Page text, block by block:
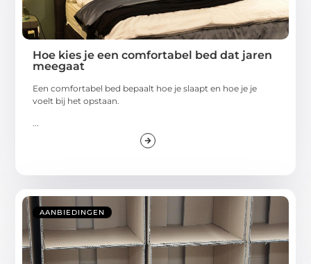
Hoe kies je een comfortabel bed dat jaren
meegaat
Een comfortabel bed bepaalt hoe je slaapt en hoe je je
voelt bij het opstaan.
...
AANBIEDINGEN